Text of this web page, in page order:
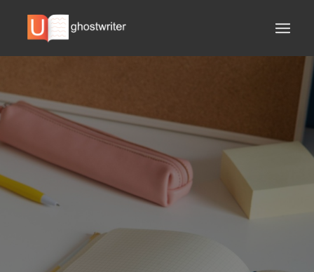
EINHALTUNG DER
ANFORDERUNGEN
KOSTENLOSE